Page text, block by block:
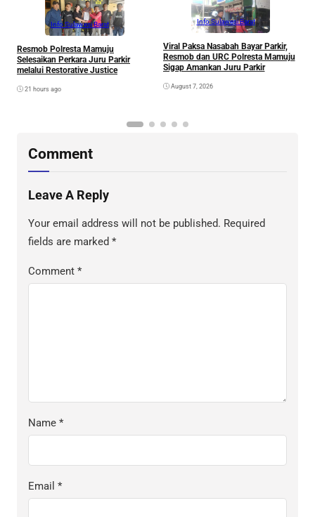
Info Sulawesi Barat
Resmob Polresta Mamuju
Selesaikan Perkara Juru Parkir
melalui Restorative Justice
21 hours ago
Info Sulawesi Barat
Viral Paksa Nasabah Bayar Parkir,
Resmob dan URC Polresta Mamuju
Sigap Amankan Juru Parkir
August 7, 2026
Comment
Leave A Reply
Your email address will not be published. Required
fields are marked *
Comment *
Name *
Email *